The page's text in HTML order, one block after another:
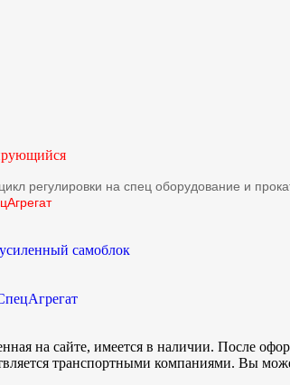
регулировки на спец оборудование и
самоблок
на сайте, имеется в наличии. После
транспортными компаниями. Вы